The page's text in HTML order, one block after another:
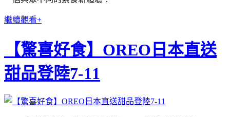
繼續觀看+
【驚喜好食】OREO日本直送
甜品登陸7-11